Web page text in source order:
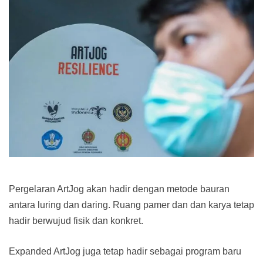
Pergelaran ArtJog akan hadir dengan metode bauran
antara luring dan daring. Ruang pamer dan dan karya tetap
hadir berwujud fisik dan konkret.
Expanded ArtJog juga tetap hadir sebagai program baru